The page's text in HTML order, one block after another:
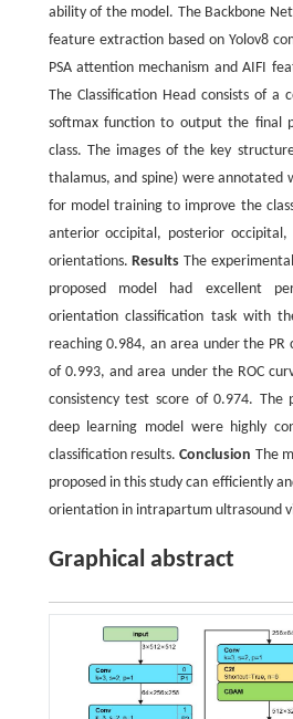
ability of the model. The Backbone
feature extraction based on Yolov8
PSA attention mechanism and AIFI
The Classification Head consists of a
softmax function to output the final
class. The images of the key
thalamus, and spine) were annotated
for model training to improve the
anterior occipital, posterior occipital,
orientations.Results The
proposed model had excellent
orientation classification task with
reaching 0.984, an area under the PR
of 0.993, and area under the ROC
consistency test score of 0.974. The
deep learning model were highly
classification results.Conclusion The
proposed in this study can efficiently
orientation in intrapartum ultrasound
Graphical abstract